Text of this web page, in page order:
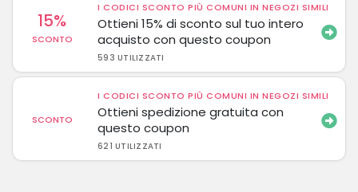
15%
SCONTO
I CODICI SCONTO PIÙ COMUNI IN NEGOZI SIMILI
Ottieni 15% di sconto sul tuo intero
acquisto con questo coupon
593 UTILIZZATI
SCONTO
I CODICI SCONTO PIÙ COMUNI IN NEGOZI SIMILI
Ottieni spedizione gratuita con
questo coupon
621 UTILIZZATI